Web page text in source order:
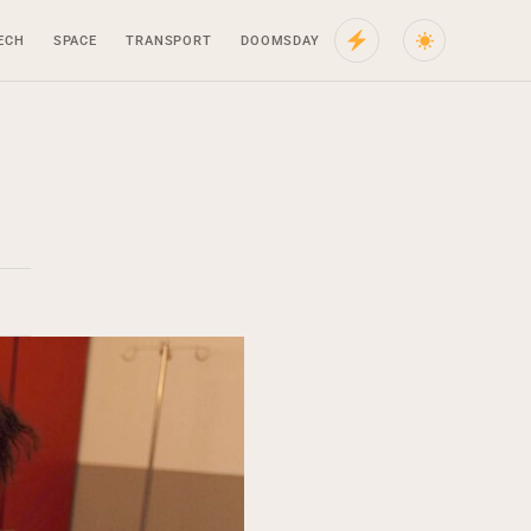
SPACE TRANSPORT DOOMSDAY